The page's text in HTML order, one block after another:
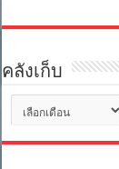
คลังเก็บ
เก็บ